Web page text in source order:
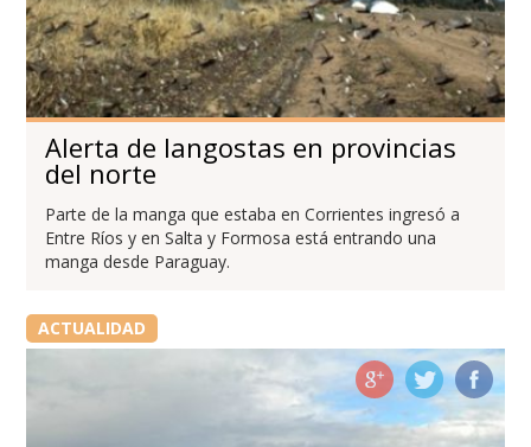
Alerta de langostas en provincias
del norte
Parte de la manga que estaba en Corrientes ingresó a
Entre Ríos y en Salta y Formosa está entrando una
manga desde Paraguay.
ACTUALIDAD